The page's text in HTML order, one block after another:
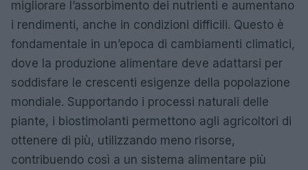
migliorare l’assorbimento dei nutrienti e aumentano
i rendimenti, anche in condizioni difficili. Questo è
fondamentale in un’epoca di cambiamenti climatici,
dove la produzione alimentare deve adattarsi per
soddisfare le crescenti esigenze della popolazione
mondiale. Supportando i processi naturali delle
piante, i biostimolanti permettono agli agricoltori di
ottenere di più, utilizzando meno risorse,
contribuendo così a un sistema alimentare più